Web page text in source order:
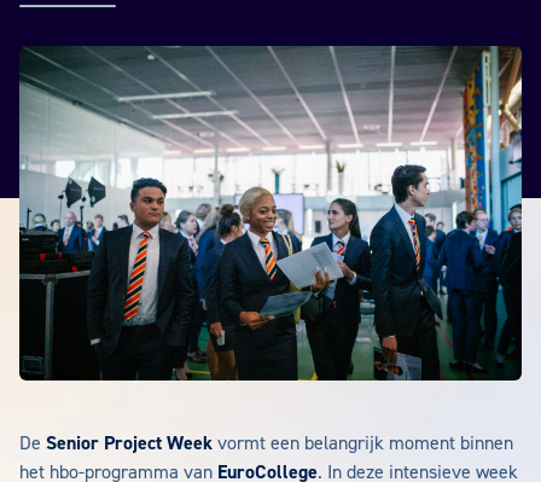
De Senior Project Week vormt een belangrijk moment binnen
het hbo-programma van EuroCollege. In deze intensieve week